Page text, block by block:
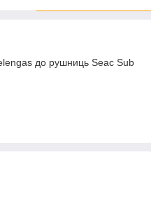
до рушниць Seac Sub